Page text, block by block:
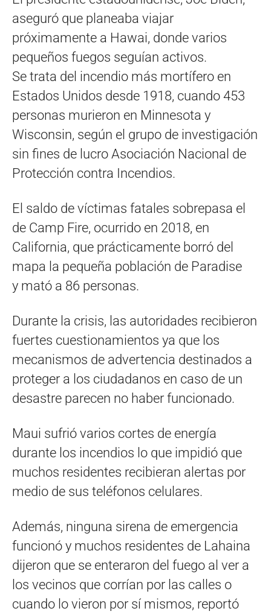
aseguró que planeaba viajar
próximamente a Hawai, donde varios
pequeños fuegos seguían activos.
Se trata del incendio más mortífero en
Estados Unidos desde 1918, cuando 453
personas murieron en Minnesota y
Wisconsin, según el grupo de investigación
sin fines de lucro Asociación Nacional de
Protección contra Incendios.
El saldo de víctimas fatales sobrepasa el
de Camp Fire, ocurrido en 2018, en
California, que prácticamente borró del
mapa la pequeña población de Paradise
y mató a 86 personas.
Durante la crisis, las autoridades recibieron
fuertes cuestionamientos ya que los
mecanismos de advertencia destinados a
proteger a los ciudadanos en caso de un
desastre parecen no haber funcionado.
Maui sufrió varios cortes de energía
durante los incendios lo que impidió que
muchos residentes recibieran alertas por
medio de sus teléfonos celulares.
Además, ninguna sirena de emergencia
funcionó y muchos residentes de Lahaina
dijeron que se enteraron del fuego al ver a
los vecinos que corrían por las calles o
cuando lo vieron por sí mismos, reportó